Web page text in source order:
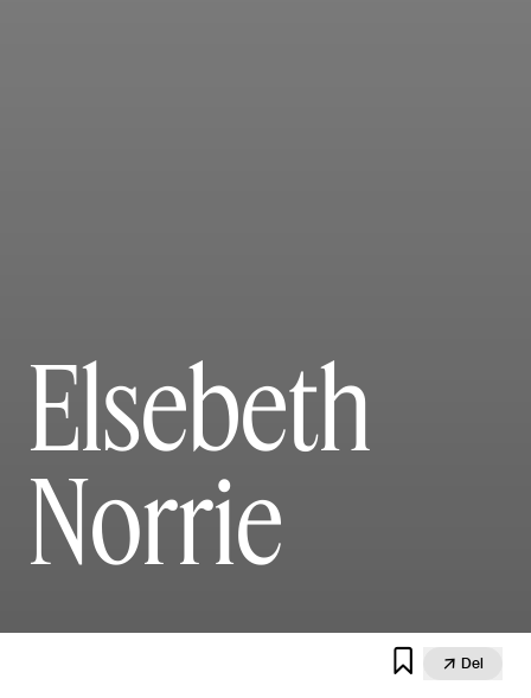
Elsebeth
Norrie
  Del